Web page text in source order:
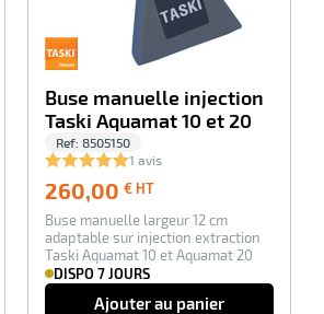
Buse manuelle injection
Taski Aquamat 10 et 20
Ref: 8505150
1 avis
260,00 € HT
HT
Buse manuelle largeur 12 cm
adaptable sur injection extraction
Taski Aquamat 10 et Aquamat 20
DISPO 7 JOURS
Ajouter au panier